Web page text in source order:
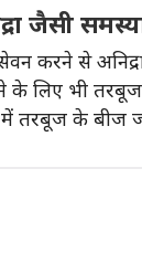
जैसी
करने से
के लिए भी
में तरबूज के बीज